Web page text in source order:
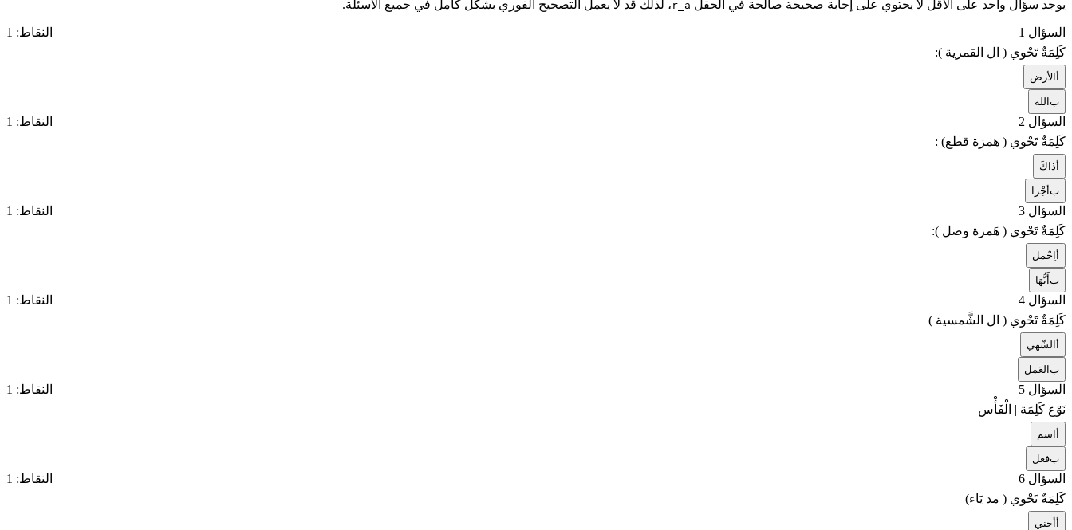
يوجد سؤال واحد على الأقل لا يحتوي على إجابة صحيحة صالحة في الحقل r_a ، لذلك قد لا يعمل التصحيح الفوري بشكل كامل في جميع الأسئلة.
السؤال 1
النقاط: 1
كَلِمَةٌ تَحْوي ( ال القمرية ):
أالأرض
بالله
السؤال 2
النقاط: 1
كَلِمَةٌ تَحْوي ( همزة قطع) :
أذاكَ
بأجْرا
السؤال 3
النقاط: 1
كَلِمَةٌ تَحْوي ( هَمزة وصل ):
أاِحْمل
بأَيُّهَا
السؤال 4
النقاط: 1
كَلِمَةٌ تَحْوي ( ال الشَّمسية )
أالشّهي
بالعَمل
السؤال 5
النقاط: 1
نَوْع كَلِمَة | الْفَأْس
أاسم
بفعل
السؤال 6
النقاط: 1
كَلِمَةٌ تَحْوي ( مد يَاء)
أأجني